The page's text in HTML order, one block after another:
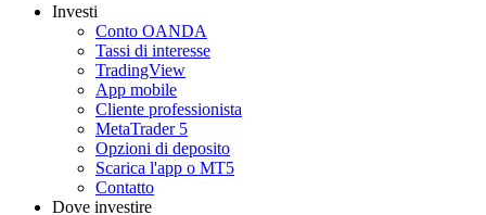
Investi
Conto OANDA
Tassi di interesse
TradingView
App mobile
Cliente professionista
MetaTrader 5
Opzioni di deposito
Scarica l'app o MT5
Contatto
Dove investire